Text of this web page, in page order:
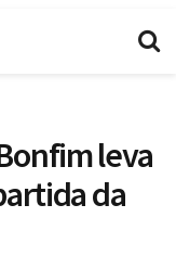
leva
da